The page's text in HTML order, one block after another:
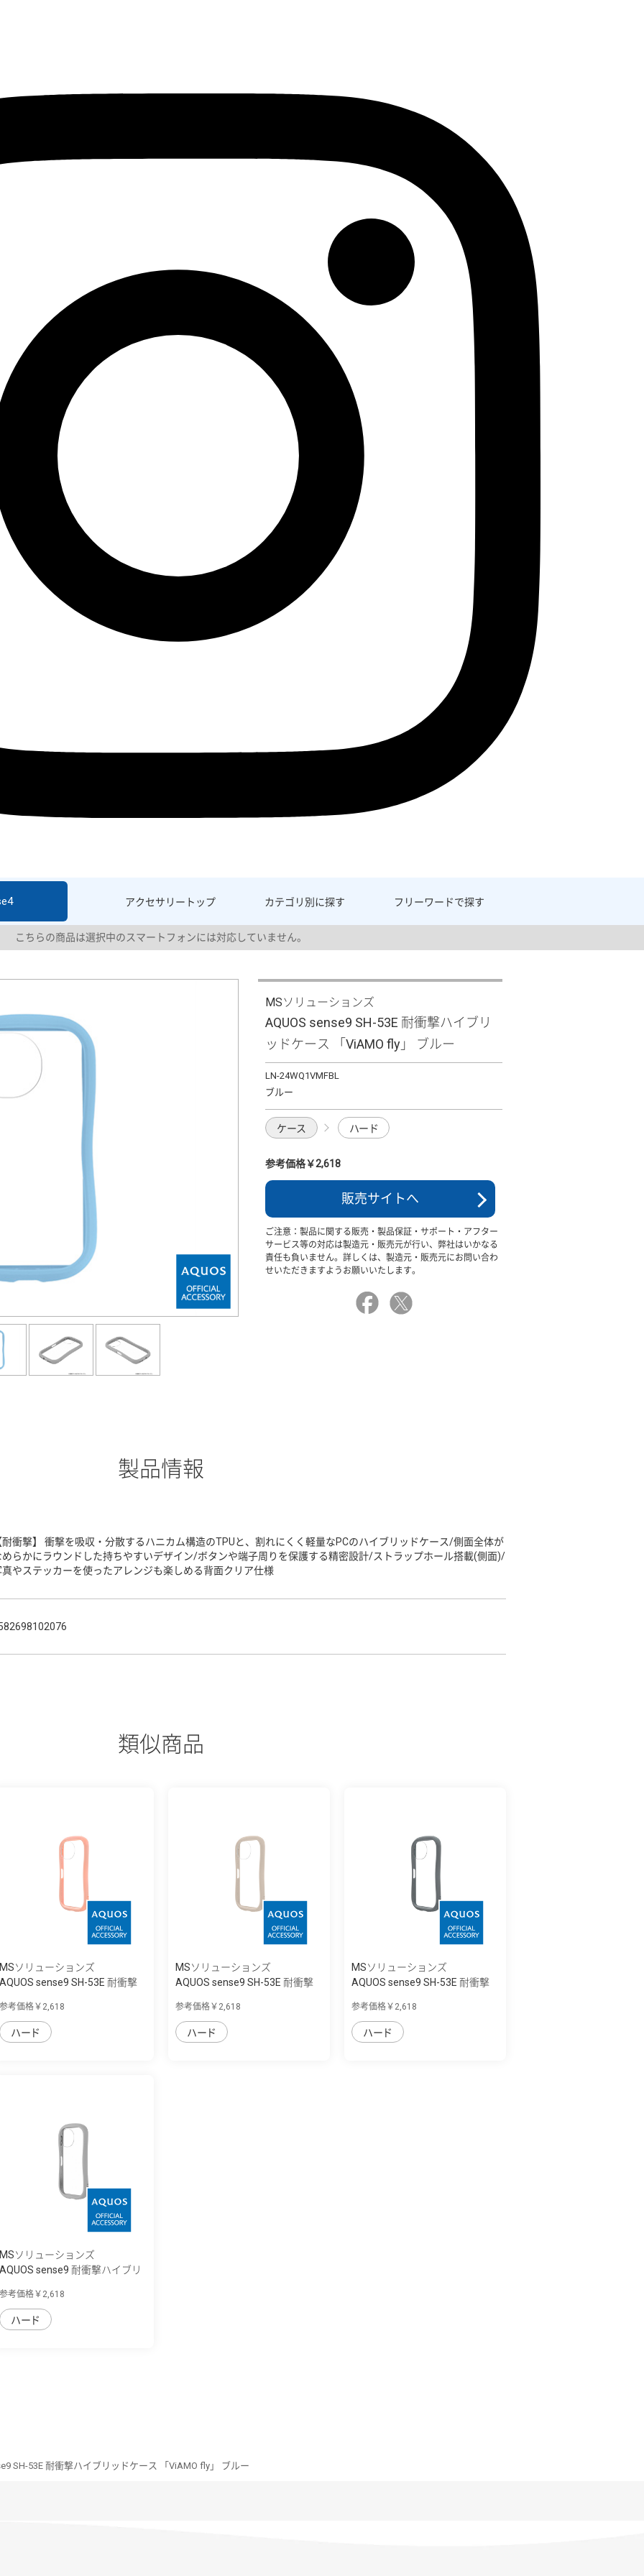
アクセサリー トップ カテゴリ別に探す フリーワードで探す
こちらの商品は選択中のスマートフォンには対応していません。
MSソリューションズ
AQUOS sense9 SH-53E 耐衝撃ハイブリ
ッドケース 「ViAMO fly」 ブルー
LN-24WQ1VMFBL
ブルー
ケース ハード
参考価格￥2,618
販売サイトへ
ご注意：製品に関する販売・製品保証・サポート・アフター
サービス等の対応は製造元・販売元が行い、弊社はいかなる
責任も負いません。詳しくは、製造元・販売元にお問い合わ
せいただきますようお願いいたします。
製品情報
耐衝撃】 衝撃を吸収・分散するハニカム構造のTPUと、割れにくく軽量なPCのハイブリッドケース/側面全体が
めらかにラウンドした持ちやすいデザイン/ボタンや端子周りを保護する精密設計/ストラップホール搭載(側面)/
真やステッカーを使ったアレンジも楽しめる背面クリア仕様
類似商品
MSソリューションズ
AQUOS sense9 SH-53E 耐衝撃
参考価格￥2,618
ハード
MSソリューションズ
AQUOS sense9 SH-53E 耐衝撃
参考価格￥2,618
ハード
MSソリューションズ
AQUOS sense9 SH-53E 耐衝撃
参考価格￥2,618
ハード
MSソリューションズ
AQUOS sense9 耐衝撃ハイブリ
参考価格￥2,618
ハード
SH-53E 耐衝撃ハイブリッドケース 「ViAMO fly」 ブルー